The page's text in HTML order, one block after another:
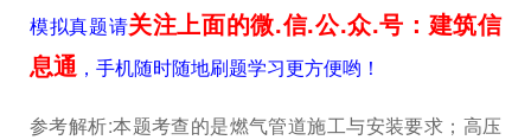
模拟真题请关注上面的微.信.公.众.号：建筑信
息通，手机随时随地刷题学习更方便哟！
参考解析:本题考查的是燃气管道施工与安装要求；高压